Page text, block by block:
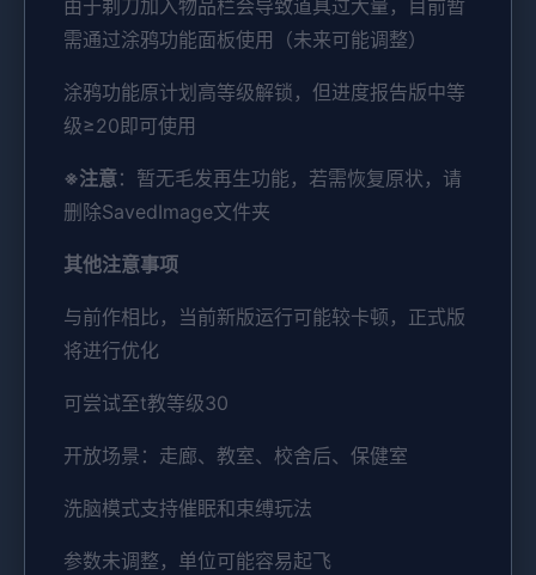
由于剃刀加入物品栏会导致道具过大量，目前暂
需通过涂鸦功能面板使用（未来可能调整）
涂鸦功能原计划高等级解锁，但进度报告版中等
级≥20即可使用
※注意：暂无毛发再生功能，若需恢复原状，请
删除SavedImage文件夹
其他注意事项
与前作相比，当前新版运行可能较卡顿，正式版
将进行优化
可尝试至t教等级30
开放场景：走廊、教室、校舍后、保健室
洗脑模式支持催眠和束缚玩法
参数未调整，单位可能容易起飞